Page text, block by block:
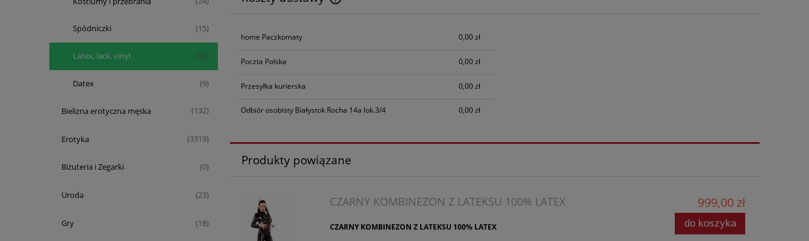
Spódniczki (15)
Latex, lack, vinyl (90)
Datex (9)
Bielizna erotyczna męska (132)
Erotyka (3319)
Biżuteria i Zegarki (0)
Uroda (23)
Gry (18)
home Paczkomaty 0,00 zł
Poczta Polska 0,00 zł
Przesyłka kurierska 0,00 zł
Odbiór osobisty Białystok Rocha 14a lok.3/4 0,00 zł
Produkty powiązane
CZARNY KOMBINEZON Z LATEKSU 100% LATEX
CZARNY KOMBINEZON Z LATEKSU 100% LATEX
999,00 zł
do koszyka